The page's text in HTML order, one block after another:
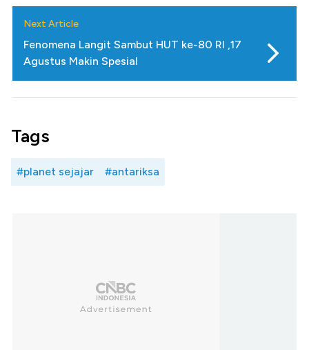
Next Article
Fenomena Langit Sambut HUT ke-80 RI ,17
Agustus Makin Spesial
Tags
#planet sejajar #antariksa